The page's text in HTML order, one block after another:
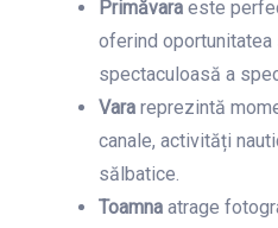
Primăvara este
oferind
spectaculoasă a
Vara reprezintă
canale, activități
sălbatice.
Toamna atrage